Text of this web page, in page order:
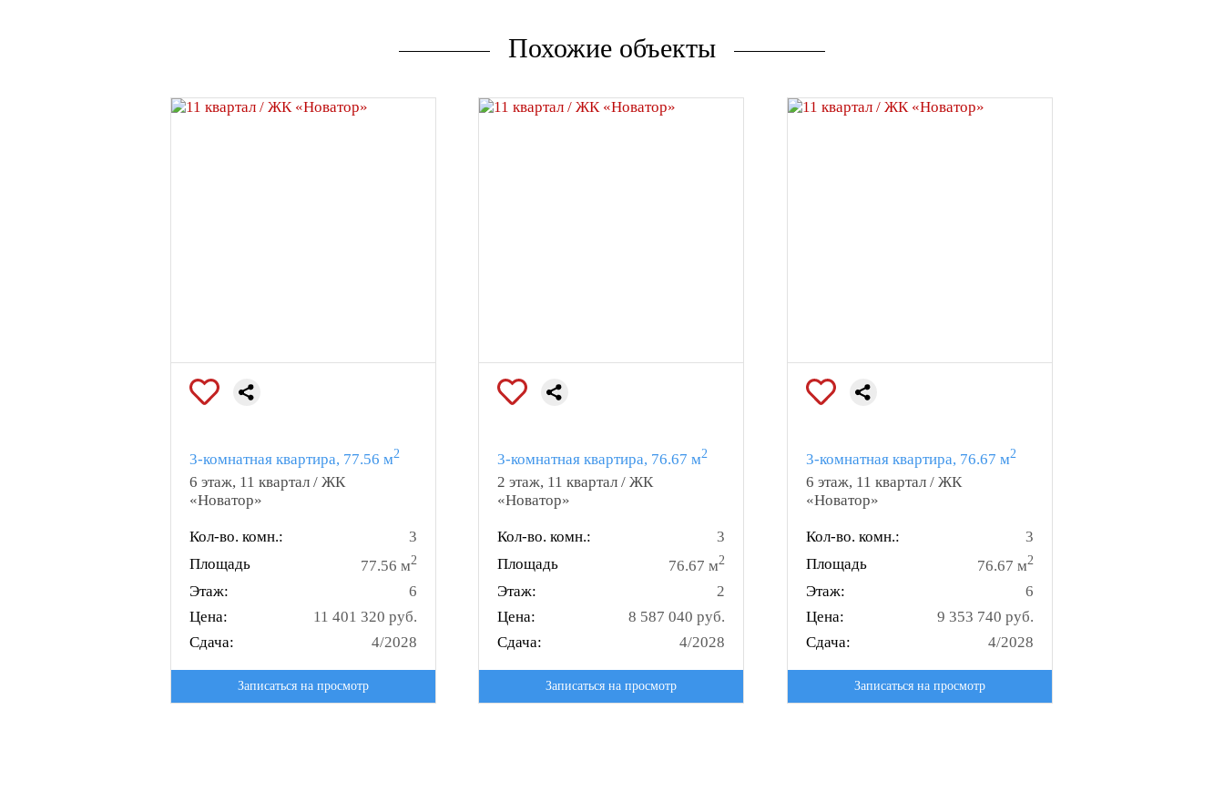
Похожие объекты
3-комнатная квартира, 77.56 м2
6 этаж, 11 квартал / ЖК
«Новатор»
Кол-во. комн.:
3
Площадь
77.56 м2
Этаж:
6
Цена:
11 401 320 руб.
Сдача:
4/2028
Записаться на просмотр
3-комнатная квартира, 76.67 м2
2 этаж, 11 квартал / ЖК
«Новатор»
Кол-во. комн.:
3
Площадь
76.67 м2
Этаж:
2
Цена:
8 587 040 руб.
Сдача:
4/2028
Записаться на просмотр
3-комнатная квартира, 76.67 м2
6 этаж, 11 квартал / ЖК
«Новатор»
Кол-во. комн.:
3
Площадь
76.67 м2
Этаж:
6
Цена:
9 353 740 руб.
Сдача:
4/2028
Записаться на просмотр